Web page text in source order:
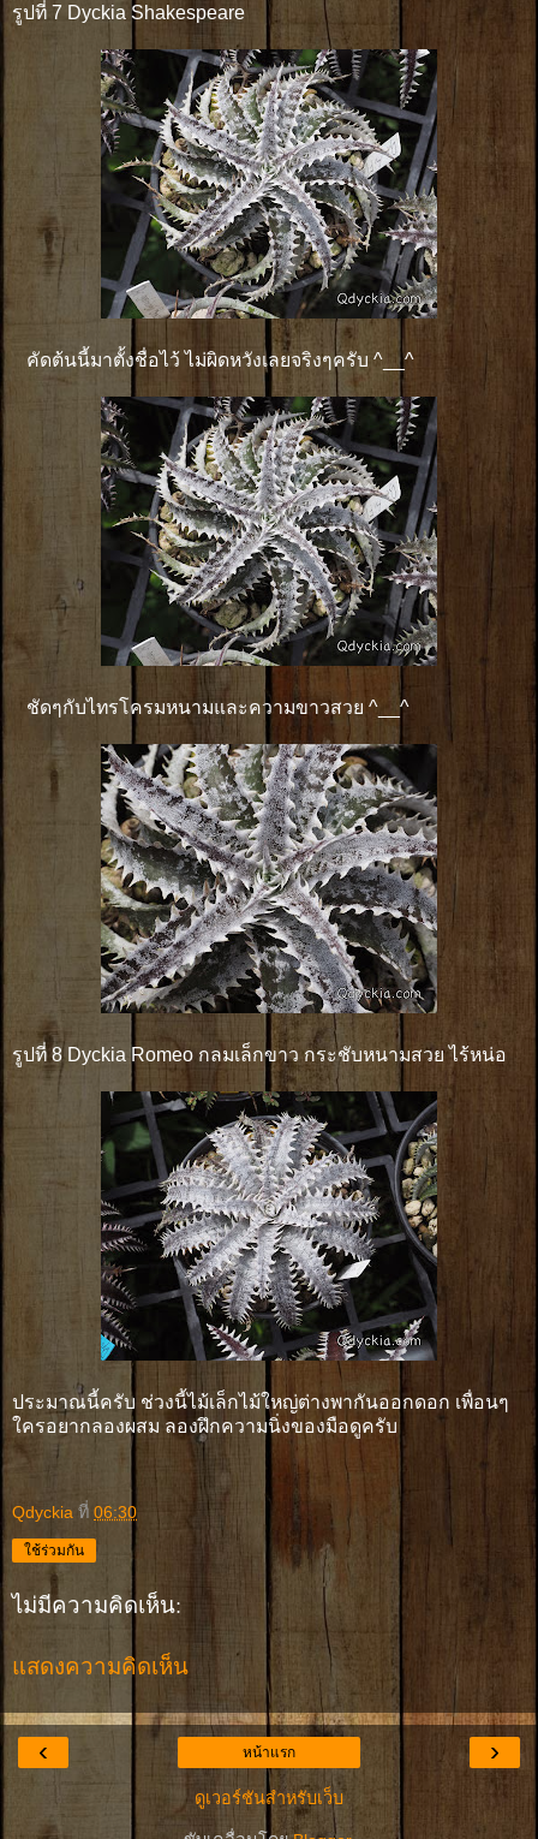
รูปที่ 7 Dyckia Shakespeare
คัดต้นนี้มาตั้งชื่อไว้ ไม่ผิดหวังเลยจริงๆครับ ^__^
ชัดๆกับไทรโครมหนามและความขาวสวย ^__^
รูปที่ 8 Dyckia Romeo กลมเล็กขาว กระชับหนามสวย ไร้หน่อ
ประมาณนี้ครับ ช่วงนี้ไม้เล็กไม้ใหญ่ต่างพากันออกดอก เพื่อนๆ
ใครอยากลองผสม ลองฝึกความนิ่งของมือดูครับ
Qdyckia ที่ 06:30
ใช้ร่วมกัน
ไม่มีความคิดเห็น:
แสดงความคิดเห็น
‹ ›
หน้าแรก
ดูเวอร์ชันสำหรับเว็บ